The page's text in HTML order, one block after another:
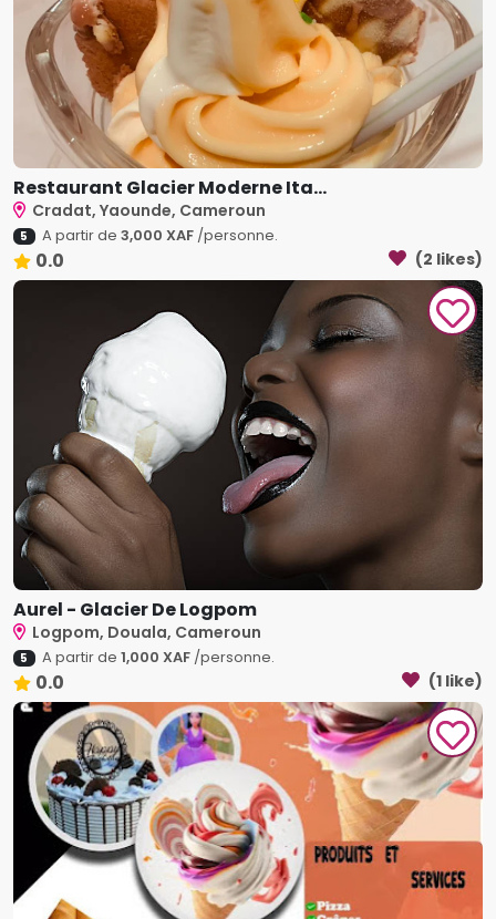
Restaurant Glacier Moderne Ita...
Cradat, Yaounde, Cameroun
5 A partir de 3,000 XAF/personne.
0.0 (2 likes)
Aurel - Glacier De Logpom
Logpom, Douala, Cameroun
5 A partir de 1,000 XAF/personne.
0.0 (1 like)